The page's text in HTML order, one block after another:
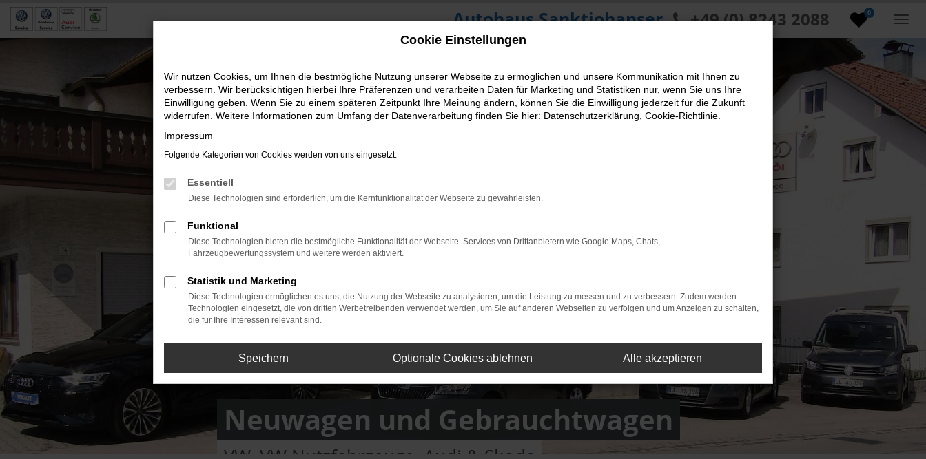
Zum
0
Autohaus Sanktjohanser +49 (0) 8243 2088
Neuwagen und Gebrauchtwagen
Cookie Einstellungen
Wir nutzen Cookies, um Ihnen die bestmögliche Nutzung unserer Webseite zu ermöglichen und unsere Kommunikation mit Ihnen zu
verbessern. Wir berücksichtigen hierbei Ihre Präferenzen und verarbeiten Daten für Marketing und Statistiken nur, wenn Sie uns Ihre
Einwilligung geben. Wenn Sie zu einem späteren Zeitpunkt Ihre Meinung ändern, können Sie die Einwilligung jederzeit für die Zukunft
widerrufen. Weitere Informationen zum Umfang der Datenverarbeitung finden Sie hier: Datenschutzerklärung Cookie-Richtlinie
Impressum
Folgende Kategorien von Cookies werden von uns eingesetzt:
Essentiell
Diese Technologien sind erforderlich, um die Kernfunktionalität der Webseite zu gewährleisten.
Funktional
Diese Technologien bieten die bestmögliche Funktionalität der Webseite. Services von Drittanbietern wie Google Maps, Chats,
Fahrzeugbewertungssystem und weitere werden aktiviert.
Statistik und Marketing
Diese Technologien ermöglichen es uns, die Nutzung der Webseite zu analysieren, um die Leistung zu messen und zu verbessern. Zudem werden
Technologien eingesetzt, die von dritten Werbetreibenden verwendet werden, um Sie auf anderen Webseiten zu verfolgen und um Anzeigen zu schalten,
die für Ihre Interessen relevant sind.
Speichern Optionale Cookies ablehnen Alle akzeptieren